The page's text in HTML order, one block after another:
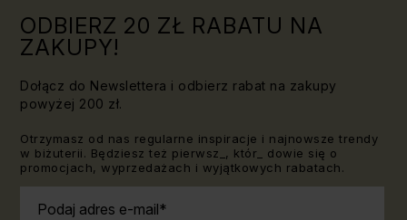
ODBIERZ 20 ZŁ RABATU NA
ZAKUPY!
Dołącz do Newslettera i odbierz rabat na zakupy
powyżej 200 zł.
Otrzymasz od nas regularne inspiracje i najnowsze trendy
w biżuterii. Będziesz też pierwsz_, któr_ dowie się o
promocjach, wyprzedażach i wyjątkowych rabatach.
Podaj adres e-mail